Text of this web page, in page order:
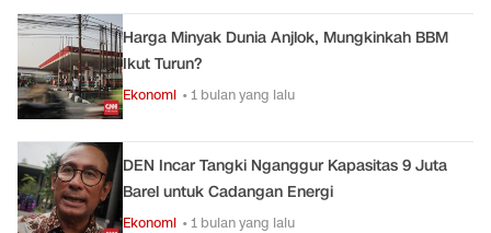
Harga Minyak Dunia Anjlok, Mungkinkah BBM
Ikut Turun?
Ekonomi • 1 bulan yang lalu
DEN Incar Tangki Nganggur Kapasitas 9 Juta
Barel untuk Cadangan Energi
Ekonomi • 1 bulan yang lalu